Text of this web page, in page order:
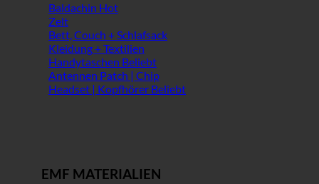
Baldachin
Zelt
Bett, Couch + Schlafsack
Kleidung + Textilien
Handytaschen
Antennen Patch | Chip
Headset | Kopfhörer
EMF MATERIALIEN